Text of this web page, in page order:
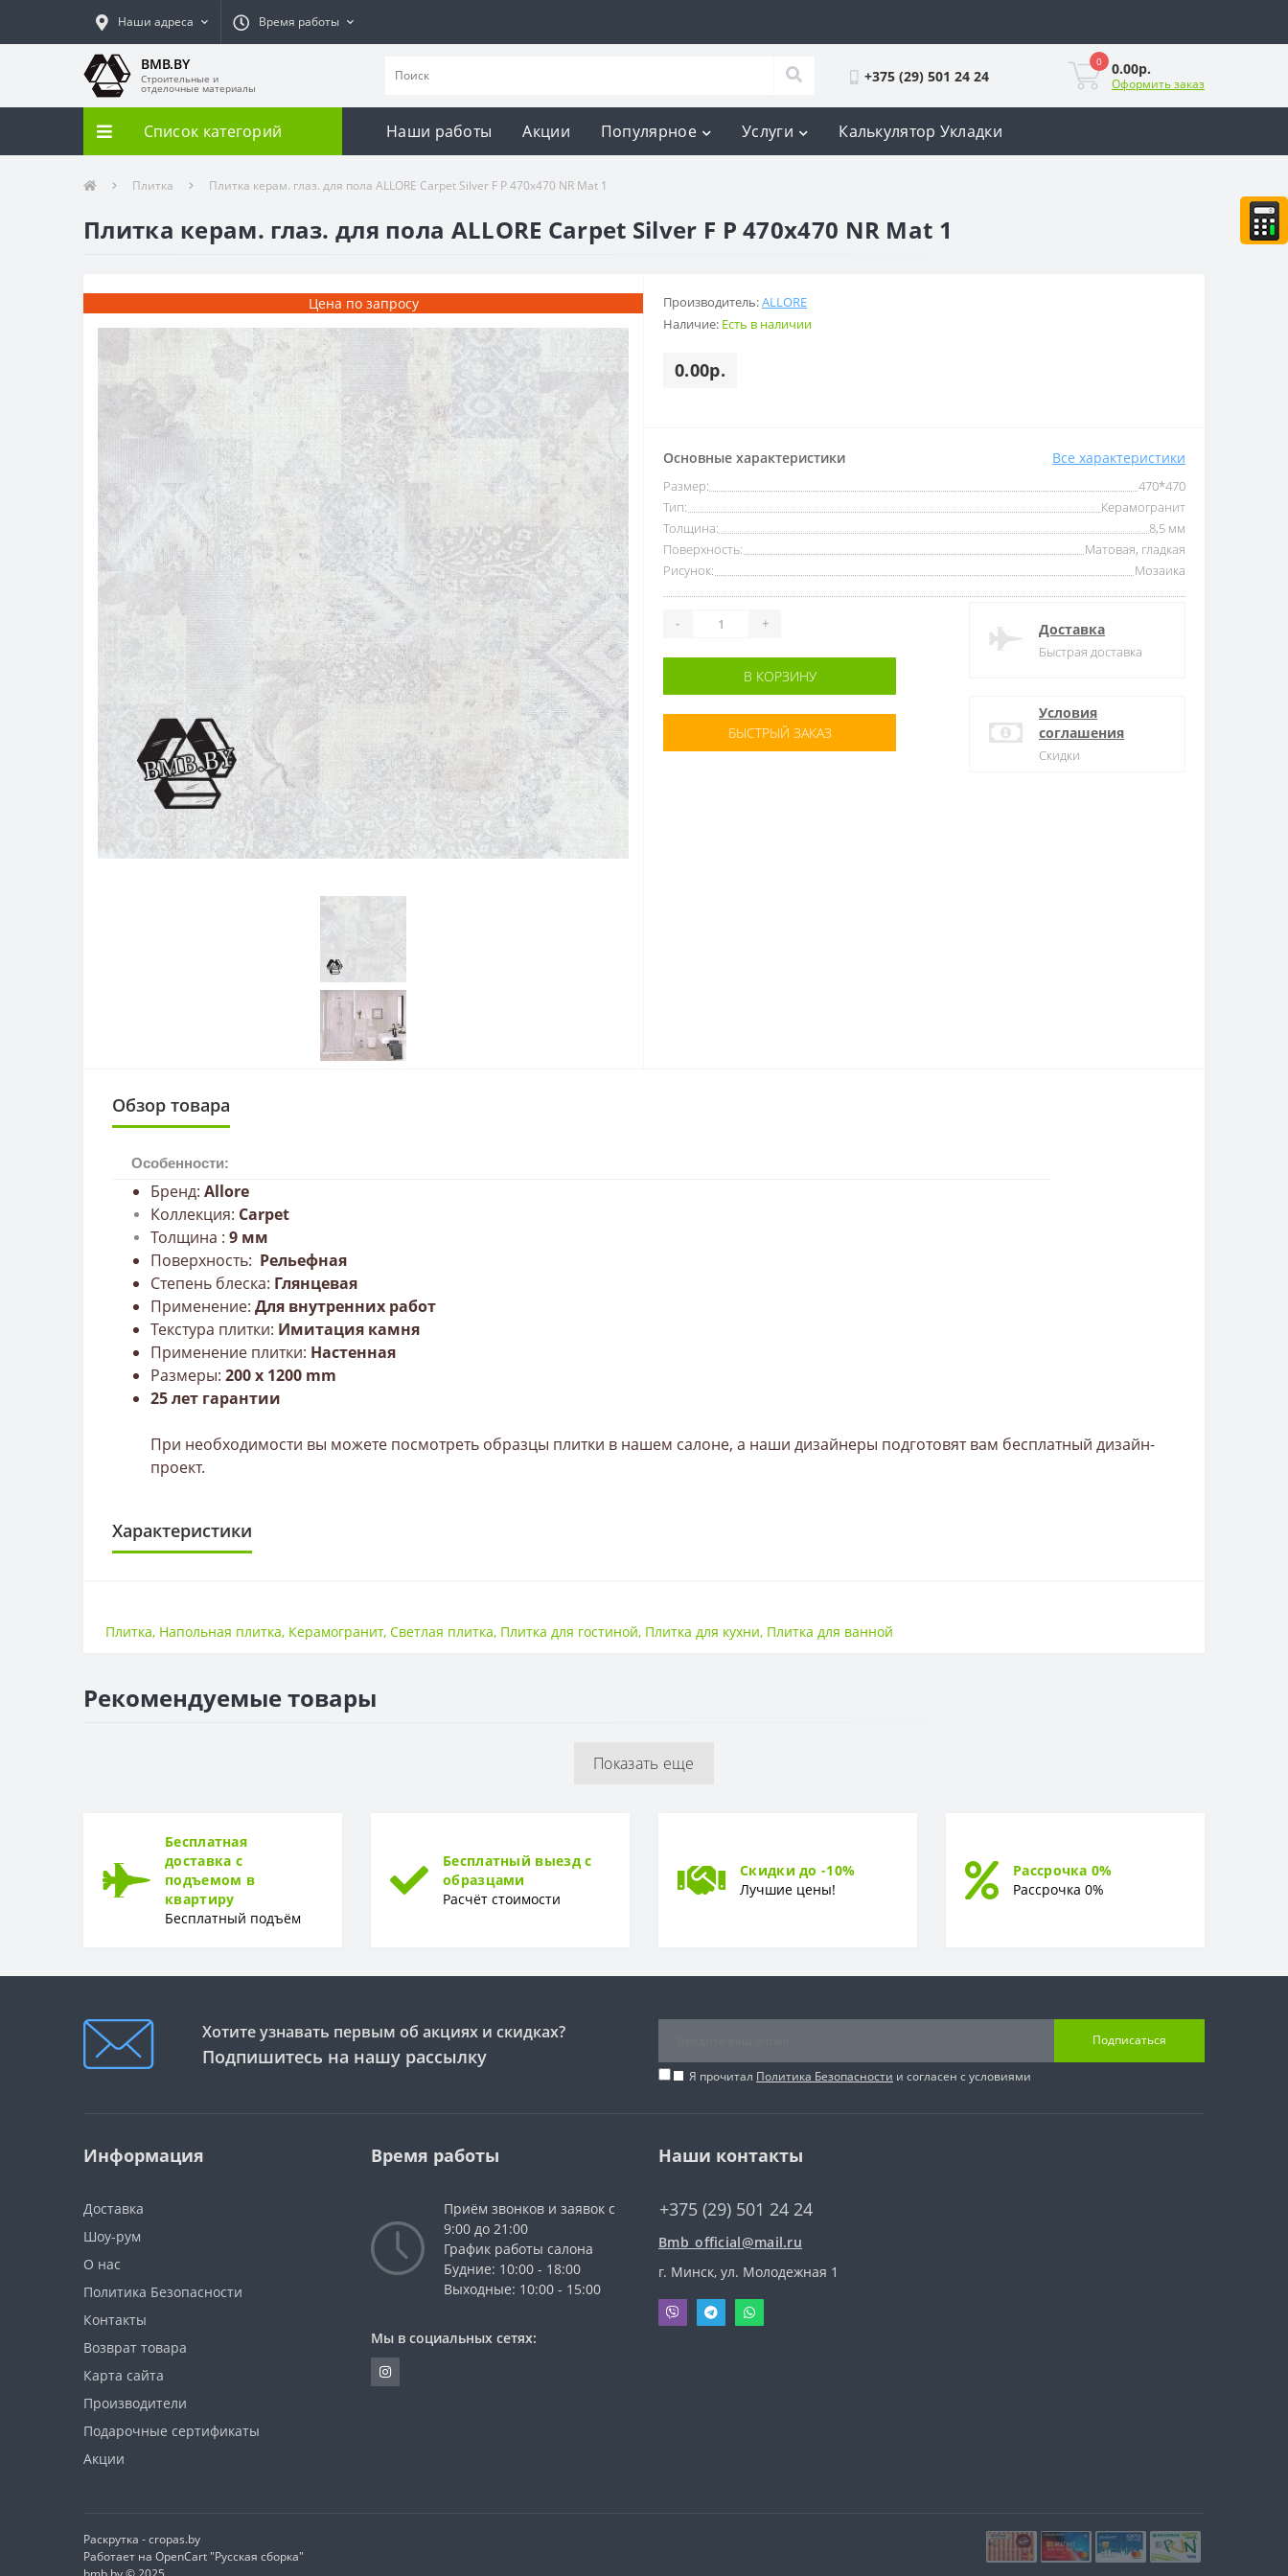
Наши адреса Время работы
BMB.BY
Строительные и
отделочные материалы
+375 (29) 501 24 24
0 0.00р.
Оформить заказ
Список категорий Наши работы Акции Популярное Услуги Калькулятор Укладки
Плитка Плитка керам. глаз. для пола ALLORE Carpet Silver F P 470x470 NR Mat 1
Плитка керам. глаз. для пола ALLORE Carpet Silver F P 470x470 NR Mat 1
Цена по запросу Производитель:ALLORE
Наличие: Есть в наличии
0.00р.
Основные характеристики Все характеристики
Размер:
470*470
Тип:
Керамогранит
Толщина:
8,5 мм
Поверхность:
Матовая, гладкая
Рисунок:
Мозаика
- +
В КОРЗИНУ
БЫСТРЫЙ ЗАКАЗ
Доставка
Быстрая доставка
Условия
соглашения
Скидки
Обзор товара
Особенности:
Бренд: Allore
Коллекция: Carpet
Толщина : 9 мм
Поверхность: Рельефная
Степень блеска: Глянцевая
Применение: Для внутренних работ
Текстура плитки: Имитация камня
Применение плитки: Настенная
Размеры: 200x 1200 mm
25 лет гарантии
При необходимости вы можете посмотреть образцы плитки в нашем салоне, а наши дизайнеры подготовят вам бесплатный дизайн-
проект.
Характеристики
Тип
Керамогранит
ПОВЕРХНОСТЬ
Плитка, Напольная плитка, Керамогранит,Светлая плитка, Плитка для гостиной, Плитка для кухни, Плитка для ванной
Рекомендуемые товары
Показать еще
Бесплатная
доставка с
подъемом в
квартиру
Бесплатный подъём
Бесплатный выезд с
образцами
Расчёт стоимости
Скидки до -10%
Лучшие цены!
Рассрочка 0%
Рассрочка 0%
Хотите узнавать первым об акциях и скидках?
Подпишитесь на нашу рассылку
Подписаться
Я прочитал Политика Безопасности и согласен с условиями
Информация
Доставка
Шоу-рум
О нас
Политика Безопасности
Контакты
Возврат товара
Карта сайта
Производители
Подарочные сертификаты
Акции
Время работы
Приём звонков и заявок с
9:00 до 21:00
График работы салона
Будние: 10:00 - 18:00
Выходные: 10:00 - 15:00
Мы в социальных сетях:
Наши контакты
+375 (29) 501 24 24
Bmb_official@mail.ru
г. Минск, ул. Молодежная 1
Раскрутка -cropas.by
Работает на OpenCart "Русская сборка"